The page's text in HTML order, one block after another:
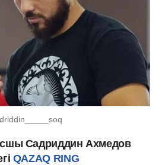
Садриддин Ахмедов
QAZAQ RING